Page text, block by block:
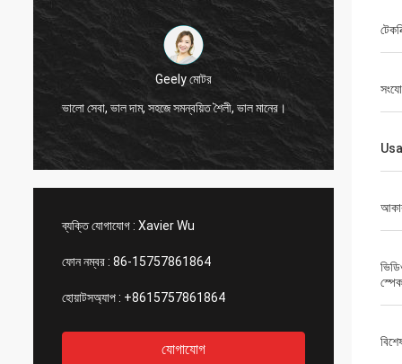
Geely মোটর
ভালো সেবা, ভাল দাম, সহজে সমন্বয়িত শৈলী, ভাল মানের।
হাই,
আইভরি
ব্যক্তি যোগাযোগ : Xavier Wu
ফোন নম্বর : 86-15757861864
হোয়াটসঅ্যাপ : +8615757861864
যোগাযোগ